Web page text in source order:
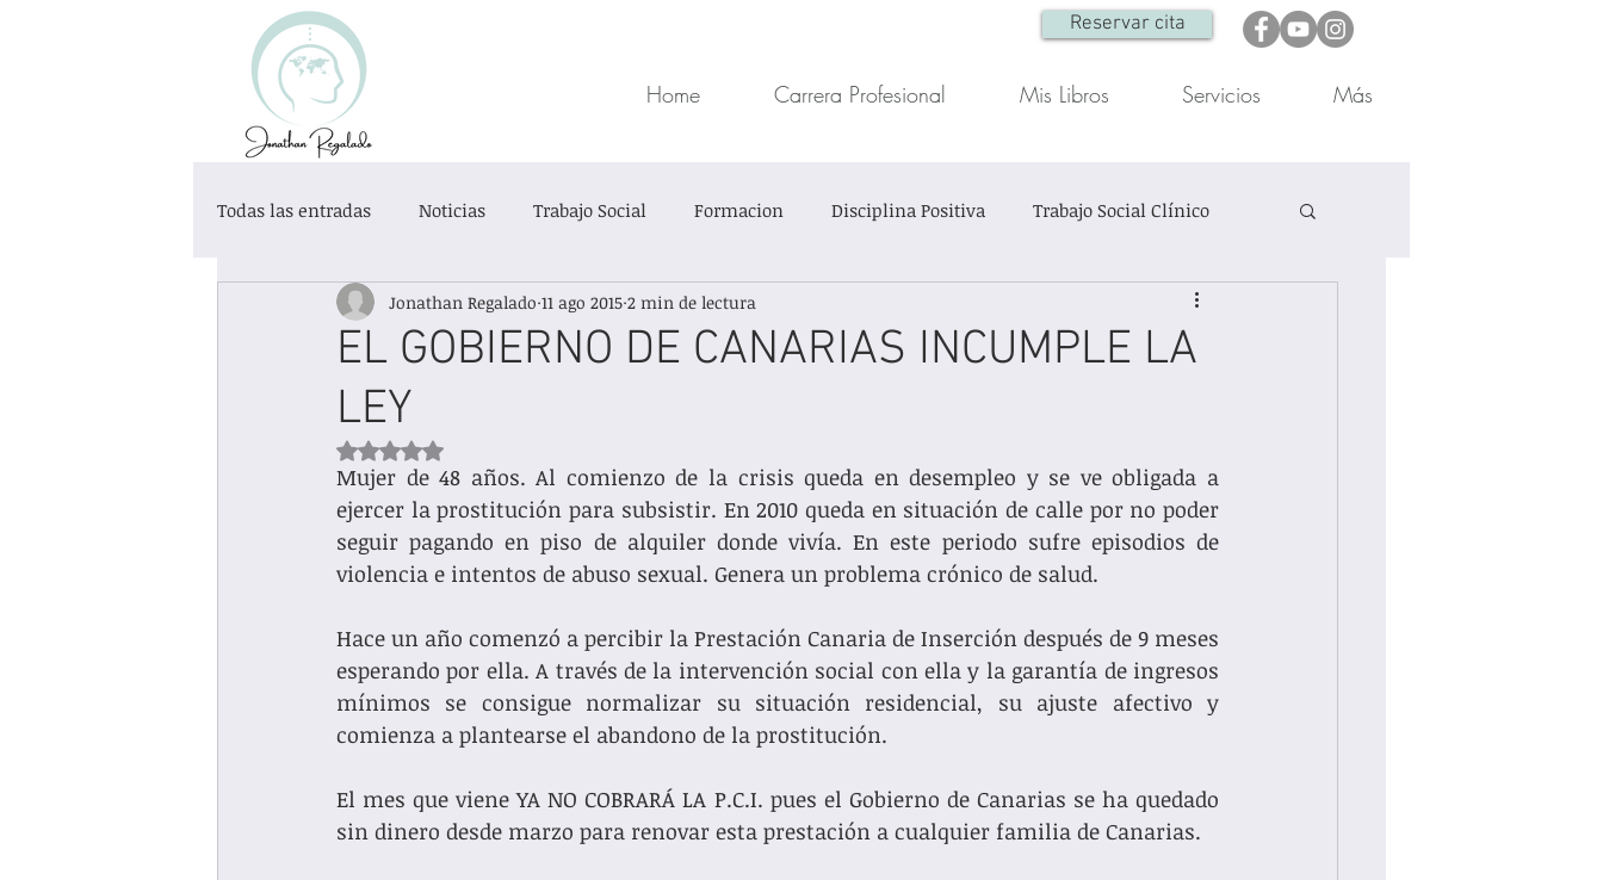
Reservar cita
Home Carrera Profesional Mis Libros Servicios Más
Todas las entradas Noticias Trabajo Social Formacion Disciplina Positiva Trabajo Social Clínico
Desarrollo Personal Educación Infantil Trabajo Social Clínico Reflexiones
Exclusión Social
EL GOBIERNO DE CANARIAS INCUMPLE LA
LEY
Jonathan Regalado 11 ago 2015 2 min de lectura
Obtuvo NaN de 5 estrellas.
Mujer de 48 años. Al comienzo de la crisis queda en desempleo y se ve obligada a
ejercer la prostitución para subsistir. En 2010 queda en situación de calle por no poder
seguir pagando en piso de alquiler donde vivía. En este periodo sufre episodios de
violencia e intentos de abuso sexual. Genera un problema crónico de salud.
Hace un año comenzó a percibir la Prestación Canaria de Inserción después de 9 meses
esperando por ella. A través de la intervención social con ella y la garantía de ingresos
mínimos se consigue normalizar su situación residencial, su ajuste afectivo y
comienza a plantearse el abandono de la prostitución.
El mes que viene YA NO COBRARÁ LA P.C.I. pues el Gobierno de Canarias se ha quedado
sin dinero desde marzo para renovar esta prestación a cualquier familia de Canarias.